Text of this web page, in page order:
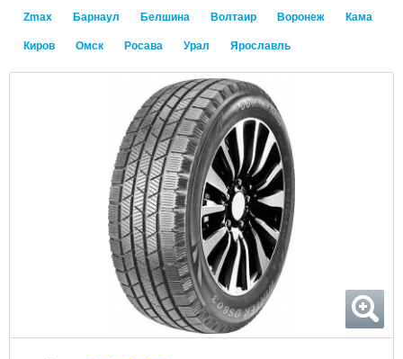
Zmax Барнаул Белшина Волтаир Воронеж Кама
Киров Омск Росава Урал Ярославль